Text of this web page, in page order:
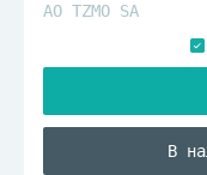
АО TZMO SA
В